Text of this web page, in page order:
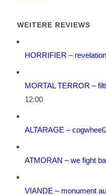
WEITERE REVIEWS
HORRIFIER –
MORTAL TERROR –
12:00
ALTARAGE – cogwheel
ATMORAN – we fight
VIANDE – monument